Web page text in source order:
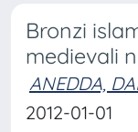
Bronzi
medievali
ANEDDA,
2012-01-01